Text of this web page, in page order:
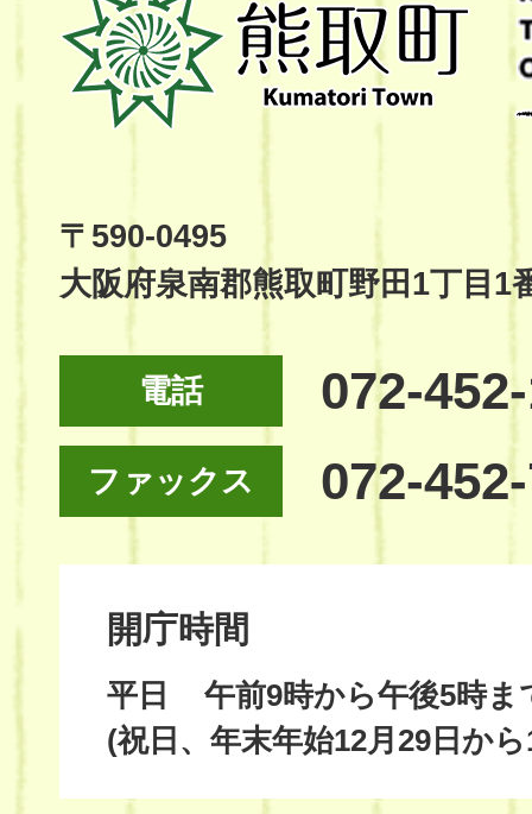
取
町
Kumatori
Site
〒590-0495
大阪府泉南郡熊取町野田1丁目1
電話 072-
ファックス 072-
開庁時間
平日
午前9時から午後5時ま
(祝日、年末年始12月29日か